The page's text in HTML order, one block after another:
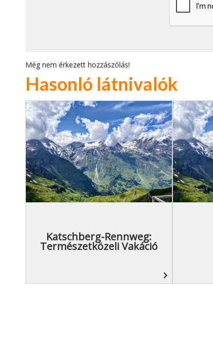
Még nem érkezett hozzászólás!
Hasonló látnivalók
Katschberg-Rennweg:
Természetközeli Vakáció
navigate_next